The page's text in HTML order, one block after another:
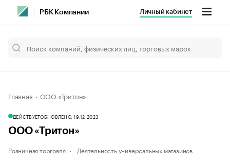
РБК Компании Личный кабинет
Главная ООО «Тритон»
ДЕЙСТВУЕТОБНОВЛЕНО, 19.12.2023
ООО «Тритон»
Розничная торговля Деятельность универсальных магазинов